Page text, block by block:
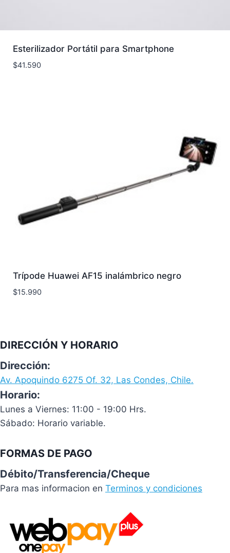
Esterilizador Portátil para Smartphone
$41.590
Trípode Huawei AF15 inalámbrico negro
$15.990
DIRECCIÓN Y HORARIO
Dirección:
Av. Apoquindo 6275 Of. 32, Las Condes, Chile.
Horario:
Lunes a Viernes: 11:00 - 19:00 Hrs.
Sábado: Horario variable.
FORMAS DE PAGO
Débito/Transferencia/Cheque
Para mas informacion en Terminos y condiciones